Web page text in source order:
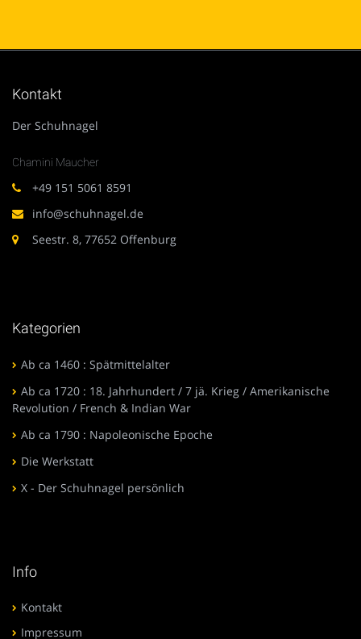
Kontakt
Der Schuhnagel
Chamini Maucher
+49 151 5061 8591
info@schuhnagel.de
Seestr. 8, 77652 Offenburg
Kategorien
Ab ca 1460 : Spätmittelalter
Ab ca 1720 : 18. Jahrhundert / 7 jä. Krieg / Amerikanische
Revolution / French & Indian War
Ab ca 1790 : Napoleonische Epoche
Die Werkstatt
X - Der Schuhnagel persönlich
Info
Kontakt
Impressum